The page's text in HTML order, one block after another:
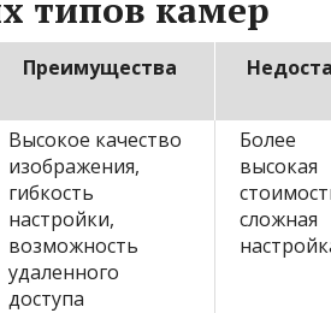
типов камер
Преимущества
Высокое качество
изображения,
гибкость
настройки,
возможность
удаленного
доступа
Более
высокая
сложная